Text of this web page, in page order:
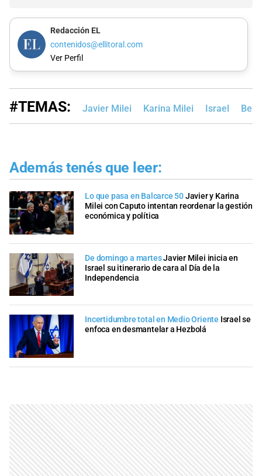
Redacción EL
contenidos@ellitoral.com
Ver Perfil
#TEMAS: Javier Milei Karina Milei Israel
Además tenés que leer:
Lo que pasa en Balcarce 50Javier y Karina
Milei con Caputo intentan reordenar la gestión
económica y política
De domingo a martesJavier Milei inicia en
Israel su itinerario de cara al Día de la
Independencia
Incertidumbre total en Medio Oriente Israel se
enfoca en desmantelar a Hezbolá